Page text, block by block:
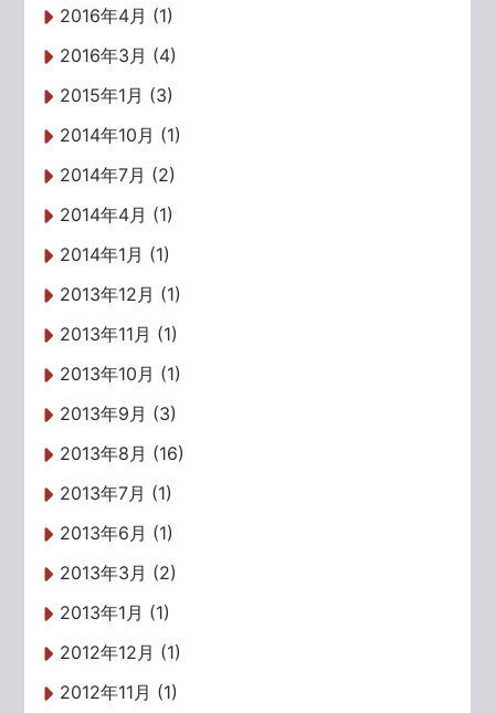
2016年4月 (1)
2016年3月 (4)
2015年1月 (3)
2014年10月 (1)
2014年7月 (2)
2014年4月 (1)
2014年1月 (1)
2013年12月 (1)
2013年11月 (1)
2013年10月 (1)
2013年9月 (3)
2013年8月 (16)
2013年7月 (1)
2013年6月 (1)
2013年3月 (2)
2013年1月 (1)
2012年12月 (1)
2012年11月 (1)